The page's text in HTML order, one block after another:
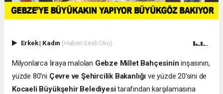
Erkek| Kadın (Haberi Sesli Oku)
Milyonlarca liraya malolan Gebze Millet Bahçesinin inşasının,
yüzde 80'ni Çevre ve Şehircilik Bakanlığı ve yüzde 20'sini de
Kocaeli Büyükşehir Belediyesitarafından karşılamasına